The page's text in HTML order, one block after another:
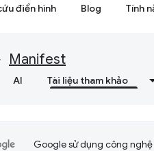
điển hình Blog Tính
Manifest
AI Tài liệu tham khảo
Google sử dụng công